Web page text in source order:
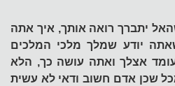
יתברך רואה אותך, איך אתה
יודע שמלך מלכי המלכים
אצלך ואתה עושה כך, הלא
שכן אדם חשוב ודאי לא עשית